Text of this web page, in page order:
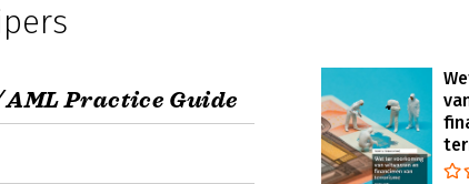
AML Practice Guide